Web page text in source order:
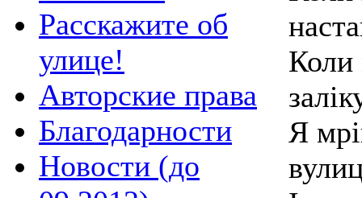
Расскажите об
улице!
Авторские права
Благодарности
Новости (до
Коли
Я